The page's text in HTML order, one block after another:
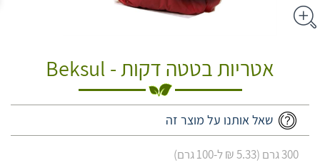
אטריות בטטה דקות - Beksul
שאל אותנו על מוצר זה
300 גרם (5.33 ₪ ל-100 גרם)